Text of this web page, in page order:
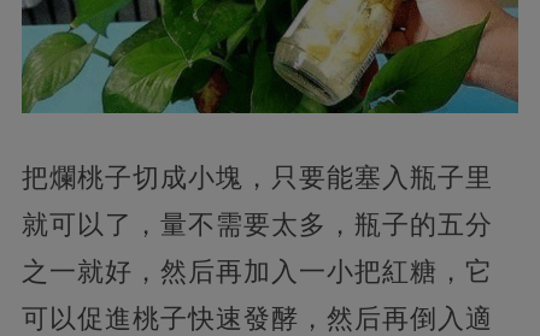
把爛桃子切成小塊，只要能塞入瓶子里
就可以了，量不需要太多，瓶子的五分
之一就好，然后再加入一小把紅糖，它
可以促進桃子快速發酵，然后再倒入適